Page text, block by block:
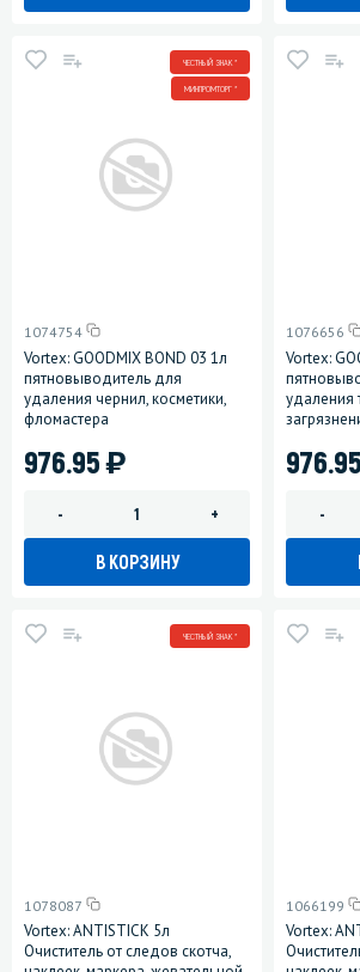
ЧЕСТНЫЙ ЗНАК *
МИНПРОМТОРГ *
1074754
Vortex: GOODMIX BOND 03 1л
пятновыводитель для
удаления чернил, косметики,
фломастера
976.95)
- +
В КОРЗИНУ
1076656
Vortex:
удаления
-
ЧЕСТНЫЙ ЗНАК *
1078087
Vortex: ANTISTICK 5л
Очиститель от следов скотча,
1066199
Vortex: